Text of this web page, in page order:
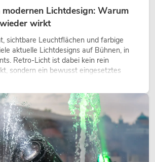
Lichtdesign: Warum
wirkt
sichtbare Leuchtflächen und farbige
aktuelle Lichtdesigns auf Bühnen, in
Retro-Licht ist dabei kein rein
sondern ein bewusst eingesetztes
schafft Atmosphäre, gibt Szenen
technische LED-Setups emotionaler